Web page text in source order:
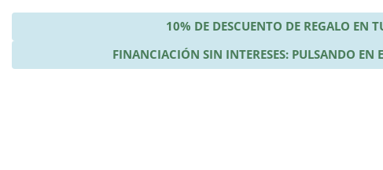
10% DE DESCUENTO DE REGALO EN
FINANCIACIÓN SIN INTERESES: PULSANDO EN